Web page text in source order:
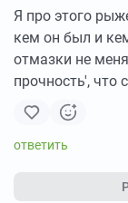
Я про этого
кем он был и
отмазки не
прочность', что